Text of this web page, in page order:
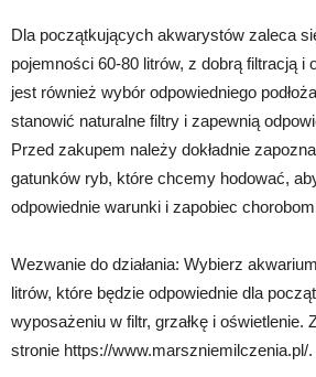
Dla początkujących akwarystów zaleca
pojemności 60-80 litrów, z dobrą filtracją i
jest również wybór odpowiedniego
stanowić naturalne filtry i zapewnią
Przed zakupem należy dokładnie
gatunków ryb, które chcemy hodować,
odpowiednie warunki i zapobiec
Wezwanie do działania: Wybierz
litrów, które będzie odpowiednie dla
wyposażeniu w filtr, grzałkę i oświetlenie.
stronie https://www.marszniemilczenia.pl/.